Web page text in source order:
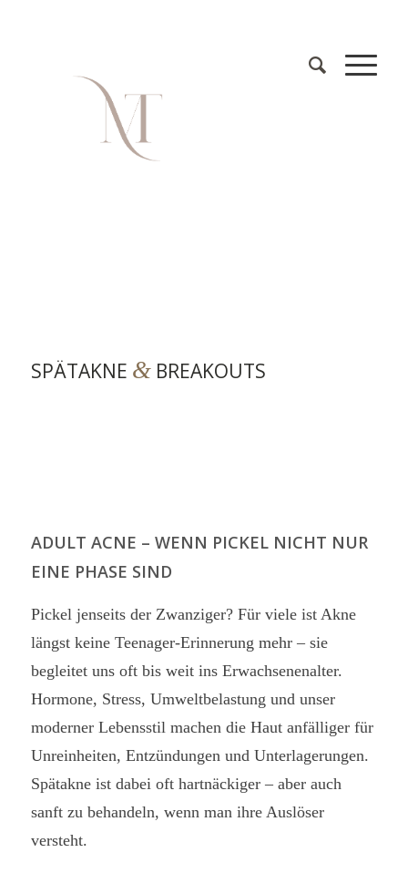
SPÄTAKNE &BREAKOUTS
ADULT ACNE – WENN PICKEL NICHT NUR
EINE PHASE SIND
Pickel jenseits der Zwanziger? Für viele ist Akne
längst keine Teenager-Erinnerung mehr – sie
begleitet uns oft bis weit ins Erwachsenenalter.
Hormone, Stress, Umweltbelastung und unser
moderner Lebensstil machen die Haut anfälliger für
Unreinheiten, Entzündungen und Unterlagerungen.
Spätakne ist dabei oft hartnäckiger – aber auch
sanft zu behandeln, wenn man ihre Auslöser
versteht.